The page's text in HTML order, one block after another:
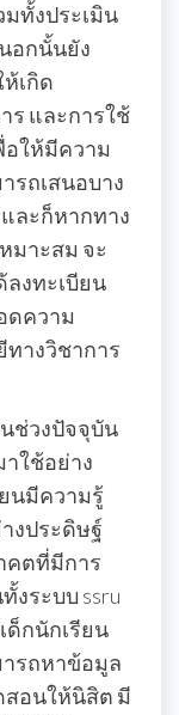
มทั้งประเมิน
อกนั้นยัง
เกิด
ร และการใช้
อให้มีความ
รถเสนอบาง
ละก็หากทาง
มาะสม จะ
งทะเบียน
ดความ
างวิชาการ
ช่วงปัจจุบัน
ใช้อย่าง
นมีความรู้
งประดิษฐ์
คตที่มีการ
ระบบ ssru
ด็กนักเรียน
ารถหาข้อมูล
สอนให้นิสิต มี